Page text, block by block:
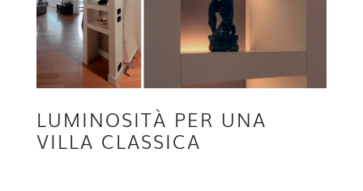
LUMINOSITÀ PER UNA
VILLA CLASSICA